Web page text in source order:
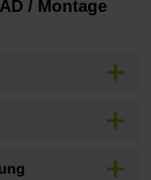
/ Montage